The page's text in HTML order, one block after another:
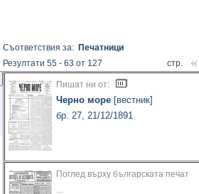
Съответствия за: Печатници
Резултати 55 - 63 от 127
стр.
Пишат ни от:
Черно море [вестник]
бр. 27, 21/12/1891
Поглед върху българската печат
...